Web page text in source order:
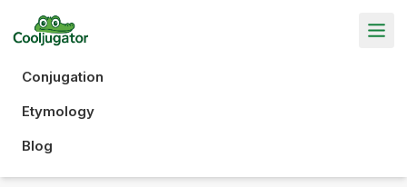
Conjugation
Etymology
Blog